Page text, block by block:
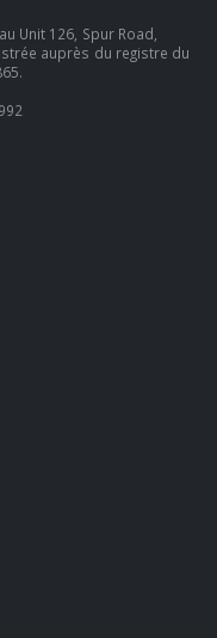
Unit 126, Spur Road,
auprès du registre du